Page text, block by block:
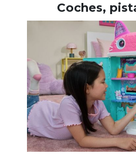
Coches,